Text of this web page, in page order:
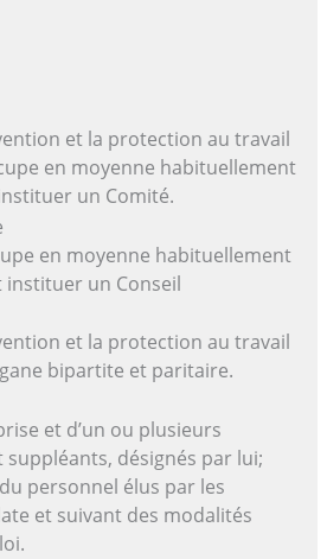
et la protection au travail
en moyenne habituellement
un Comité.
en moyenne habituellement
un Conseil
et la protection au travail
bipartite et paritaire.
et d’un ou plusieurs
suppléants, désignés par lui;
personnel élus par les
et suivant des modalités